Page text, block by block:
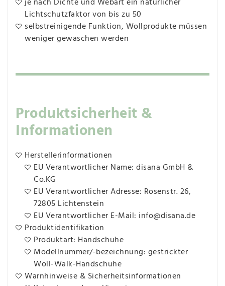
je nach Dichte und Webart ein natürlicher
Lichtschutzfaktor von bis zu 50
selbstreinigende Funktion, Wollprodukte müssen
weniger gewaschen werden
Produktsicherheit &
Informationen
Herstellerinformationen
EU Verantwortlicher Name: disana GmbH &
Co.KG
EU Verantwortlicher Adresse: Rosenstr. 26,
72805 Lichtenstein
EU Verantwortlicher E-Mail: info@disana.de
Produktidentifikation
Produktart: Handschuhe
Modellnummer/-bezeichnung: gestrickter
Woll-Walk-Handschuhe
Warnhinweise & Sicherheitsinformationen